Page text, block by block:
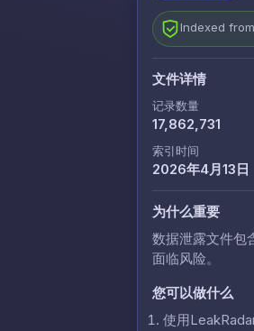
Indexed
文件详情
记录数量
17,862,731
索引时间
2026年4月13日
为什么重要
数据泄露文件包
面临风险。
您可以做什么
使用